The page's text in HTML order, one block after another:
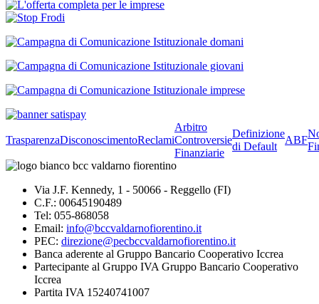
TrasparenzaDisconoscimentoReclami
Arbitro
Controversie
Finanziarie
Definizione
di Default
ABF
Via J.F. Kennedy, 1 - 50066 - Reggello (FI)
C.F.: 00645190489
Tel: 055-868058
Email: info@bccvaldarnofiorentino.it
PEC: direzione@pecbccvaldarnofiorentino.it
Banca aderente al Gruppo Bancario Cooperativo Iccrea
Partecipante al Gruppo IVA Gruppo Bancario Cooperativo
Iccrea
Partita IVA 15240741007